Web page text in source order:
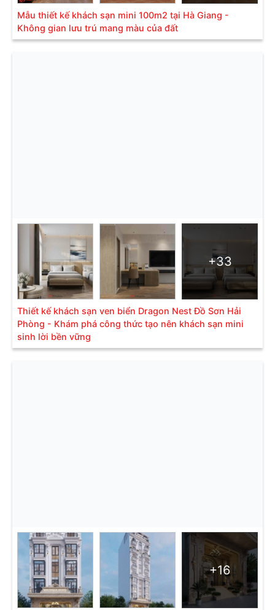
Mẫu thiết kế khách sạn mini 100m2 tại Hà Giang -
Không gian lưu trú mang màu của đất
+33
Thiết kế khách sạn ven biển Dragon Nest Đồ Sơn Hải
Phòng - Khám phá công thức tạo nên khách sạn mini
sinh lời bền vững
+16